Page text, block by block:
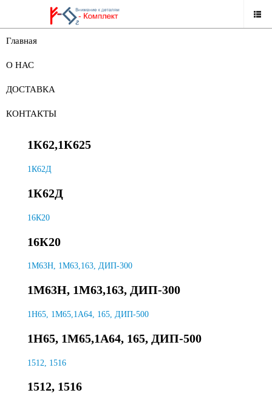
Главная
О НАС
ДОСТАВКА
КОНТАКТЫ
НАШ КАТАЛОГ
ЗАПАСНЫЕ ЧАСТИ К СТАНКАМ
1К62,1К625
1К62Д
1К62Д
16К20
16К20
1М63Н, 1М63,163, ДИП-300
1М63Н, 1М63,163, ДИП-300
1Н65, 1М65,1А64, 165, ДИП-500
1Н65, 1М65,1А64, 165, ДИП-500
1512, 1516
1512, 1516